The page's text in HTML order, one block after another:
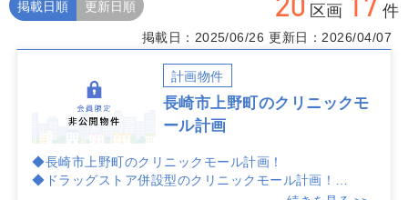
区画 件
掲載日順 更新日順
掲載日：2025/06/26 更新日：2026/04/07
計画物件
長崎市上野町のクリニックモ
ール計画
◆長崎市上野町のクリニックモール計画！
◆ドラッグストア併設型のクリニックモール計画！